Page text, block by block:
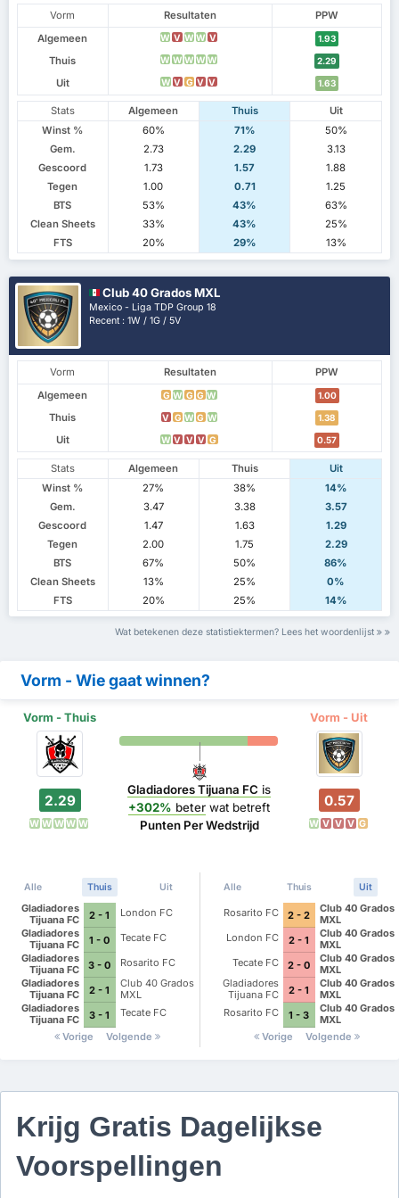
Vorm Resultaten
PPW
Algemeen
W V W W V 1.93
Thuis W W W W W 2.29
Uit W V G V V 1.63
Stats Algemeen Thuis
Uit
Winst %
60% 71%
50%
Gem.
2.73 2.29
3.13
Gescoord
1.73 1.57
1.88
Tegen
1.00 0.71
1.25
BTS
53% 43%
63%
Clean Sheets
33% 43%
25%
FTS
20% 29% 13%
Club 40 Grados MXL
Mexico - Liga TDP Group 18
Recent : 1W / 1G / 5V
Vorm Resultaten
PPW
Algemeen
G W G G W 1.00
Thuis V G W G W 1.38
Uit W V V V G 0.57
Stats Algemeen Thuis
Uit
Winst %
27% 38%
14%
Gem.
3.47 3.38
3.57
Gescoord
1.47 1.63
1.29
Tegen
2.00 1.75
2.29
BTS
67% 50%
86%
Clean Sheets
13% 25%
0%
FTS
20% 25% 14%
Wat betekenen deze statistiektermen? Lees het woordenlijst
Vorm - Wie gaat winnen?
Vorm - Thuis Vorm - Uit
2.29
W W W W W
Gladiadores Tijuana FC is
+302% beter wat betreft
Punten Per Wedstrijd
0.57
W V V V G
Alle Thuis Uit
Gladiadores
Tijuana FC
2 - 1
London FC
Gladiadores
Tijuana FC
1 - 0
Tecate FC
Gladiadores
Tijuana FC
3 - 0
Rosarito FC
Gladiadores
Tijuana FC
2 - 1
Club 40 Grados
MXL
Gladiadores
Tijuana FC
3 - 1
Tecate FC
Vorige
Volgende
Alle Thuis Uit
Rosarito FC 2 - 2
Club 40 Grados
MXL
London FC
2 - 1
Club 40 Grados
MXL
Tecate FC
2 - 0
Club 40 Grados
MXL
Gladiadores
Tijuana FC
2 - 1
Club 40 Grados
MXL
Rosarito FC
1 - 3
Club 40 Grados
MXL
Vorige
Volgende
Krijg Gratis Dagelijkse
Voorspellingen